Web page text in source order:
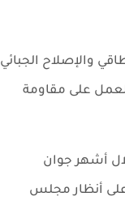
والإصلاح الجبائي
على مقاومة
مارس 2017 على أن يتواصل خلال أشهر جوان
المالية على أنظار مجلس